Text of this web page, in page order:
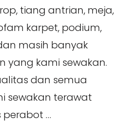
tiang antrian, meja,
karpet, podium,
masih banyak
yang kami sewakan.
dan semua
sewakan terawat
perabot …